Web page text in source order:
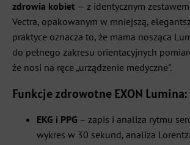
zdrowia kobiet — z identycznym
Vectra, opakowanym w mniejszą,
praktyce oznacza to, że mama nosząca
do pełnego zakresu orientacyjnych
że nosi na ręce „urządzenie medyczne".
Funkcje zdrowotne EXON Lumina:
EKG i PPG – zapis i analiza rytmu
wykres w 30 sekund, analiza